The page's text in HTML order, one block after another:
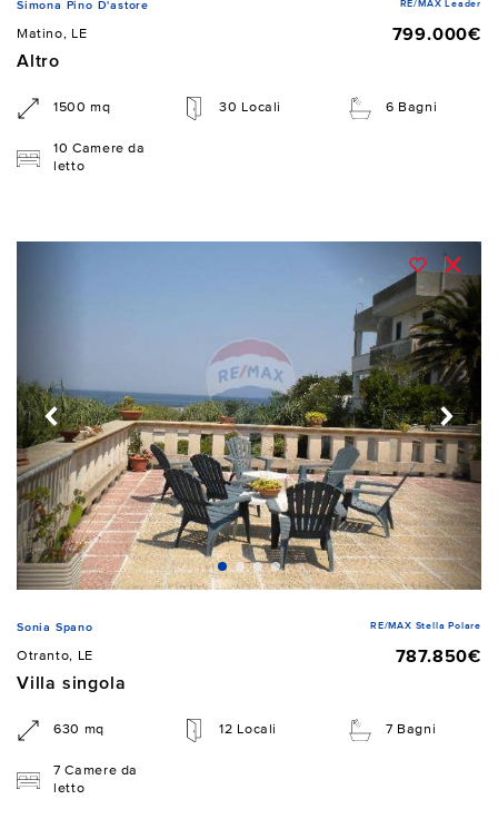
Simona Pino D'astore RE/MAX Leader
Matino, LE
799.000€
Altro
1500 mq 30 Locali 6 Bagni
10 Camere da
letto
Sonia Spano RE/MAX Stella Polare
Otranto, LE
787.850€
Villa singola
630 mq 12 Locali 7 Bagni
7 Camere da
letto